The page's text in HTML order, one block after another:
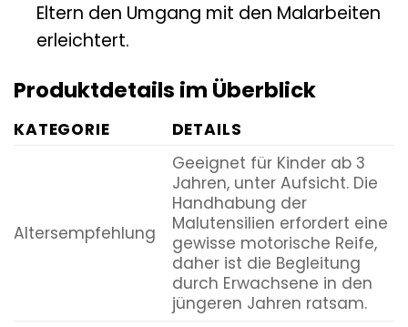
Eltern den Umgang mit den Malarbeiten
erleichtert.
Produktdetails im Überblick
KATEGORIE DETAILS
Altersempfehlung
Geeignet für Kinder ab 3
Jahren, unter Aufsicht. Die
Handhabung der
Malutensilien erfordert eine
gewisse motorische Reife,
daher ist die Begleitung
durch Erwachsene in den
jüngeren Jahren ratsam.